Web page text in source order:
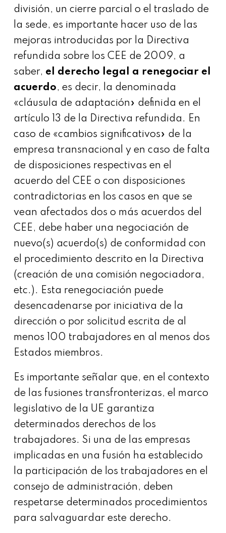
división, un cierre parcial o el traslado de
la sede, es importante hacer uso de las
mejoras introducidas por la Directiva
refundida sobre los CEE de 2009, a
saber, el derecho legal a renegociar el
acuerdo, es decir, la denominada
«cláusula de adaptación» definida en el
artículo 13 de la Directiva refundida. En
caso de «cambios significativos» de la
empresa transnacional y en caso de falta
de disposiciones respectivas en el
acuerdo del CEE o con disposiciones
contradictorias en los casos en que se
vean afectados dos o más acuerdos del
CEE, debe haber una negociación de
nuevo(s) acuerdo(s) de conformidad con
el procedimiento descrito en la Directiva
(creación de una comisión negociadora,
etc.). Esta renegociación puede
desencadenarse por iniciativa de la
dirección o por solicitud escrita de al
menos 100 trabajadores en al menos dos
Estados miembros.
Es importante señalar que, en el contexto
de las fusiones transfronterizas, el marco
legislativo de la UE garantiza
determinados derechos de los
trabajadores. Si una de las empresas
implicadas en una fusión ha establecido
la participación de los trabajadores en el
consejo de administración, deben
respetarse determinados procedimientos
para salvaguardar este derecho.